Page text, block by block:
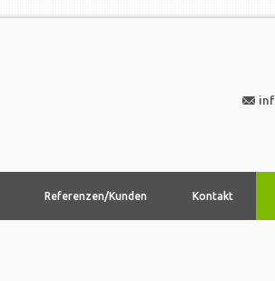
Referenzen/Kunden Kontakt